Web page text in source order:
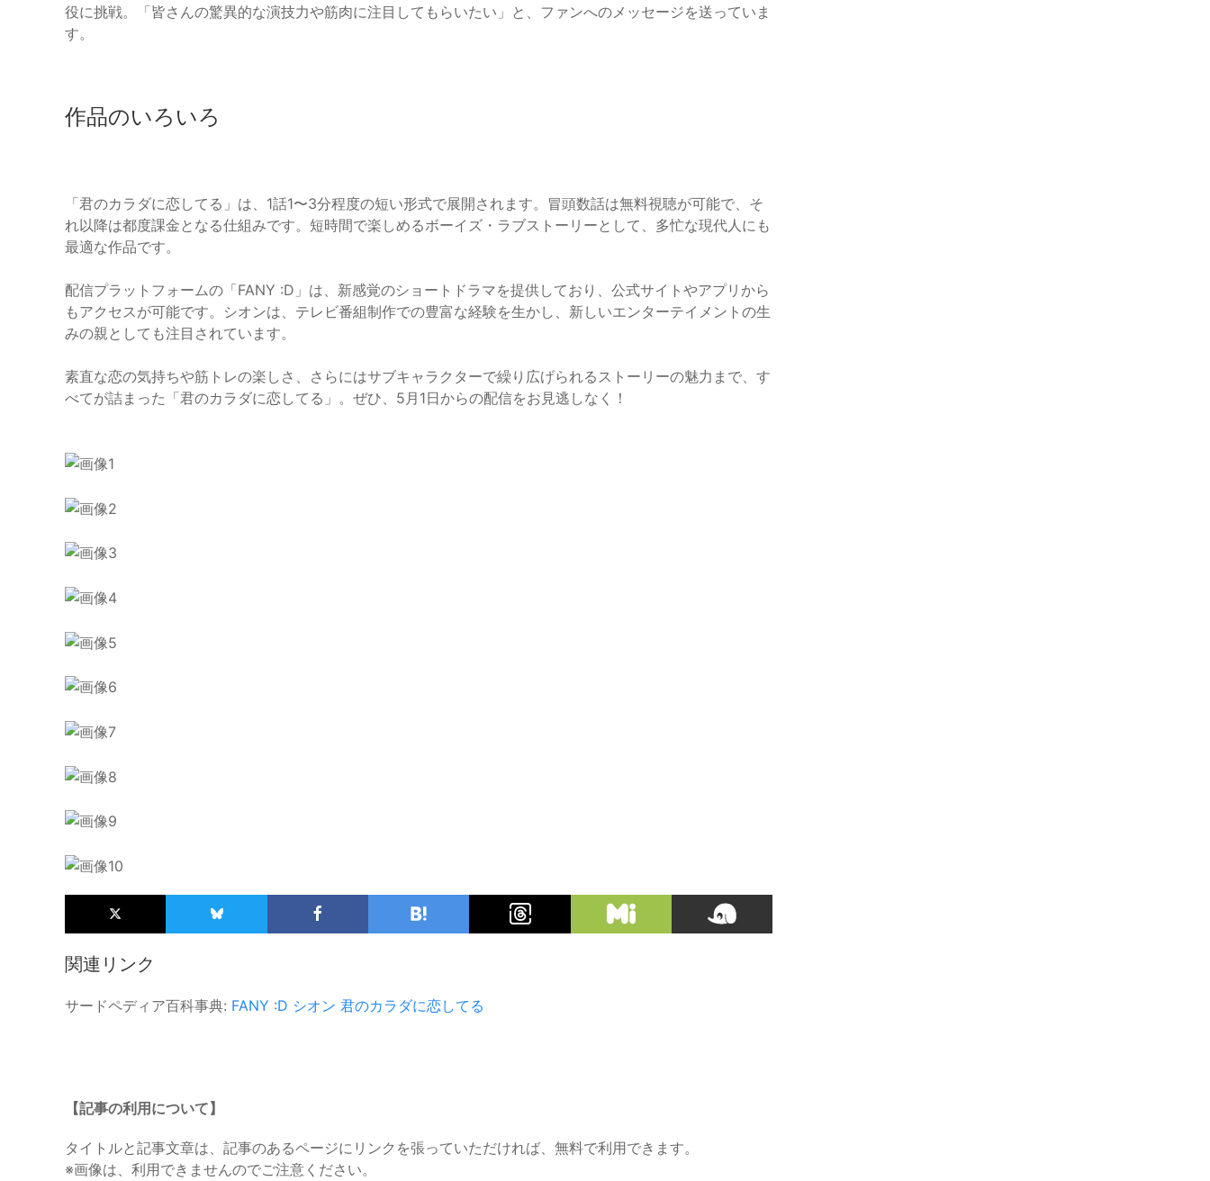
役に挑戦。「皆さんの驚異的な演技力や筋肉に注目してもらいたい」と、ファンへのメッセージを送っていま
す。
作品のいろいろ
「君のカラダに恋してる」は、1話1〜3分程度の短い形式で展開されます。冒頭数話は無料視聴が可能で、そ
れ以降は都度課金となる仕組みです。短時間で楽しめるボーイズ・ラブストーリーとして、多忙な現代人にも
最適な作品です。
配信プラットフォームの「FANY :D」は、新感覚のショートドラマを提供しており、公式サイトやアプリから
もアクセスが可能です。シオンは、テレビ番組制作での豊富な経験を生かし、新しいエンターテイメントの生
みの親としても注目されています。
素直な恋の気持ちや筋トレの楽しさ、さらにはサブキャラクターで繰り広げられるストーリーの魅力まで、す
べてが詰まった「君のカラダに恋してる」。ぜひ、5月1日からの配信をお見逃しなく！
関連リンク
サードペディア百科事典: FANY :D シオン 君のカラダに恋してる
【記事の利用について】
タイトルと記事文章は、記事のあるページにリンクを張っていただければ、無料で利用できます。
※画像は、利用できませんのでご注意ください。